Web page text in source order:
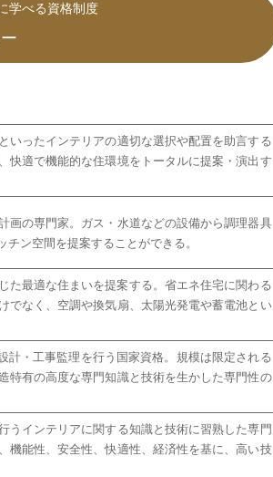
学べる資格制度
いったインテリアの適切な選択や配置を助言する
快適で機能的な住環境をトータルに提案・演出す
画の専門家。ガス・水道などの設備から調理器具
ン空間を提案することができる。
た最適な住まいを提案する。省エネ住宅に関わる
でなく、空調や換気扇、太陽光発電や蓄電池とい
・工事監理を行う国家資格。規模は限定される
特有の高度な専門知識と技術を生かした専門性の
うインテリアに関する知識と技術に習熟した専門
機能性、安全性、快適性、経済性を基に、高い技